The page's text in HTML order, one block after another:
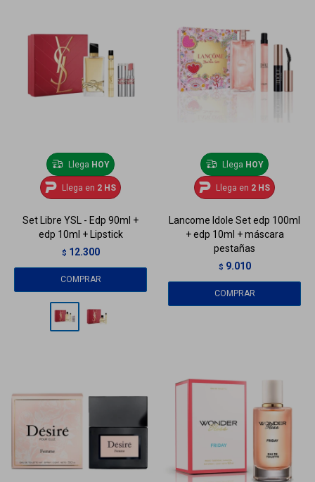
Llega HOY
Llega en 2 HS
Set Libre YSL - Edp 90ml +
edp 10ml + Lipstick
$ 12.300
Llega HOY
Llega en 2 HS
Lancome Idole Set edp 100ml
+ edp 10ml + máscara
pestañas
$ 9.010